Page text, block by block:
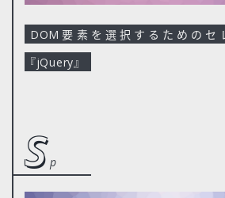
DOM要素を選択するための
『jQuery』
s p